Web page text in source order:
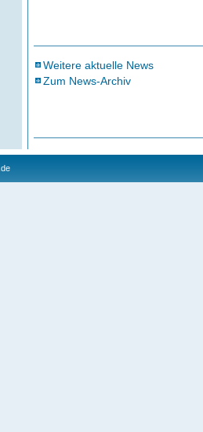
Weitere aktuelle News
Zum News-Archiv